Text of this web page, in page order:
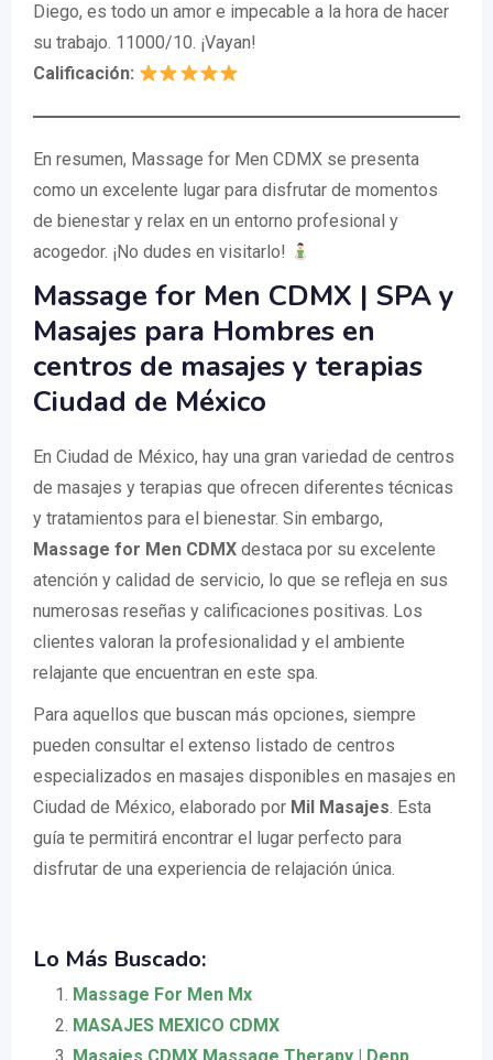
Diego, es todo un amor e impecable a la hora de hacer
su trabajo. 11000/10. ¡Vayan!
Calificación:
En resumen, Massage for Men CDMX se presenta
como un excelente lugar para disfrutar de momentos
de bienestar y relax en un entorno profesional y
acogedor. ¡No dudes en visitarlo!
Massage for Men CDMX | SPA y
Masajes para Hombres en
centros de masajes y terapias
Ciudad de México
En Ciudad de México, hay una gran variedad de centros
de masajes y terapias que ofrecen diferentes técnicas
y tratamientos para el bienestar. Sin embargo,
Massage for Men CDMX destaca por su excelente
atención y calidad de servicio, lo que se refleja en sus
numerosas reseñas y calificaciones positivas. Los
clientes valoran la profesionalidad y el ambiente
relajante que encuentran en este spa.
Para aquellos que buscan más opciones, siempre
pueden consultar el extenso listado de centros
especializados en masajes disponibles en masajes en
Ciudad de México, elaborado por Mil Masajes. Esta
guía te permitirá encontrar el lugar perfecto para
disfrutar de una experiencia de relajación única.
Lo Más Buscado:
Massage For Men Mx
MASAJES MEXICO CDMX